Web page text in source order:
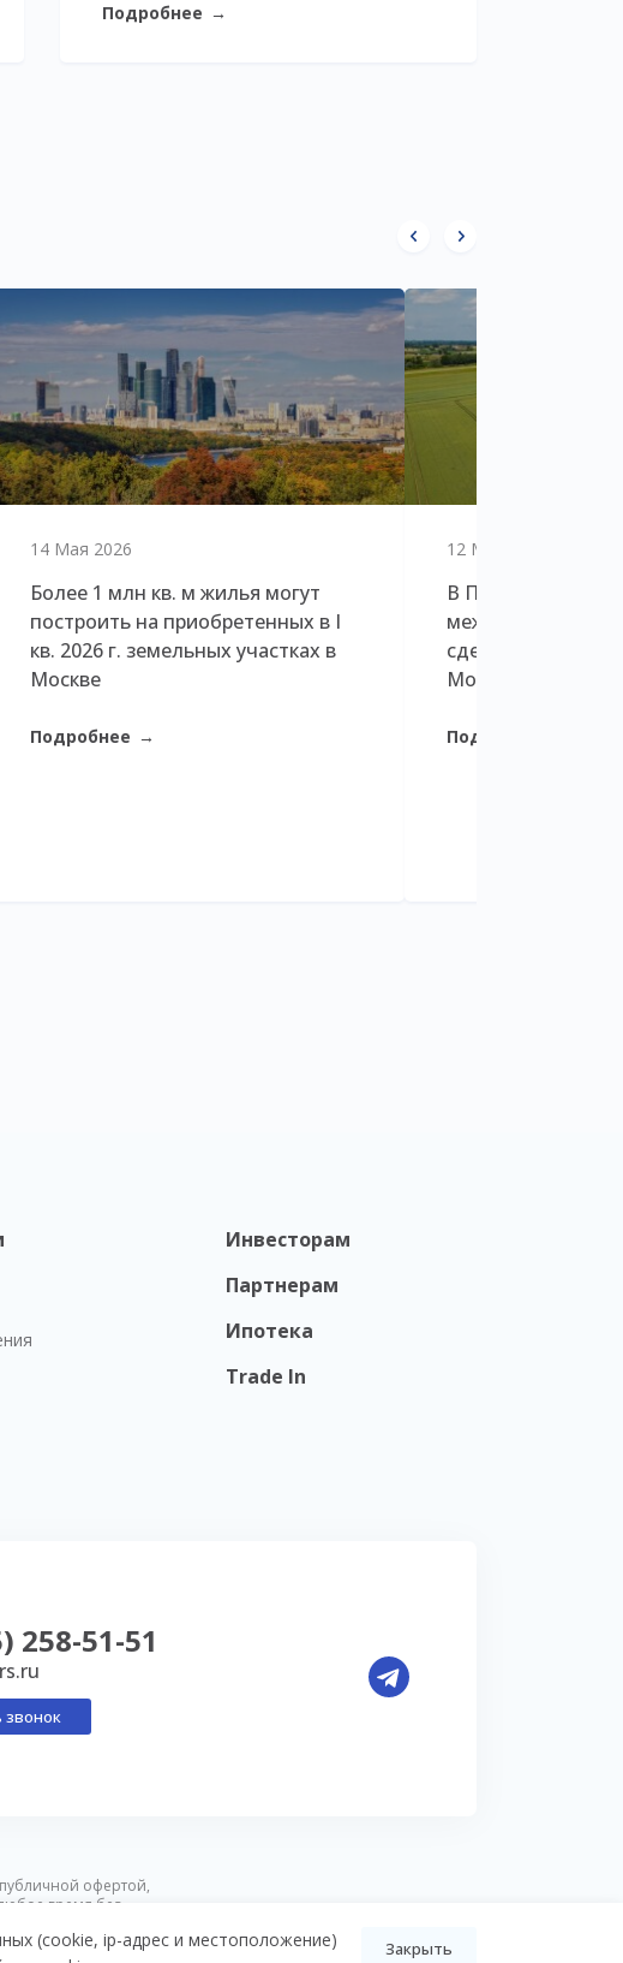
Подробнее →
14 Мая 2026
Более 1 млн кв. м жилья могут
построить на приобретенных в I
кв. 2026 г. земельных участках в
Москве
Подробнее →
12 Мая 2026
В Петербурге
сделок в три
Москве
Подробнее
Инвесторам
Партнерам
Ипотека
Trade In
258-51-51
звонок
офертой,
время без
(cookie, ip-адрес и местоположение)
Закрыть